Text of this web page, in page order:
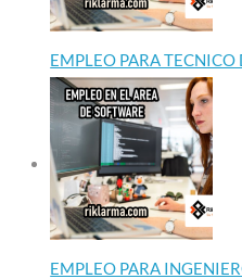
EMPLEO PARA
EMPLEO PARA